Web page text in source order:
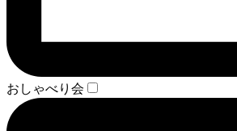
おしゃべり会